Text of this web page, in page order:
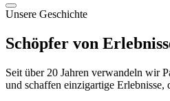
Unsere Geschichte
Schöpfer von
Seit über 20 Jahren verwandeln wir
und schaffen einzigartige Erlebnisse,